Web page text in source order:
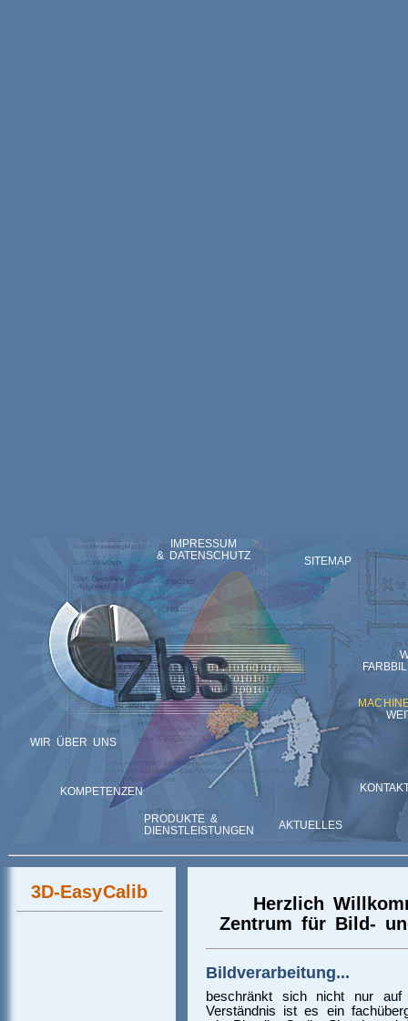
IMPRESSUM
& DATENSCHUTZ
SITEMAP
WIR ÜBER UNS
KOMPETENZEN
PRODUKTE &
DIENSTLEISTUNGEN
AKTUELLES
3D-EasyCalib
Herzlich
Zentrum für Bild-
Bildverarbeitung...
beschränkt sich nicht nur auf
Ver­stän­dnis ist es ein